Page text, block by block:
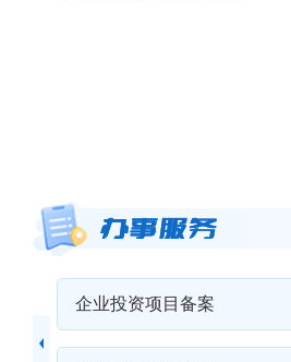
企业投资项目备案